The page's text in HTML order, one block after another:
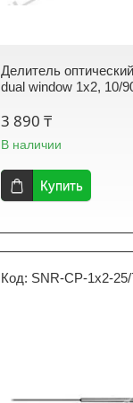
Делитель
dual window 1х2, 10/
3 890 ₸
В наличии
Купить
SNR-CP-1x2-